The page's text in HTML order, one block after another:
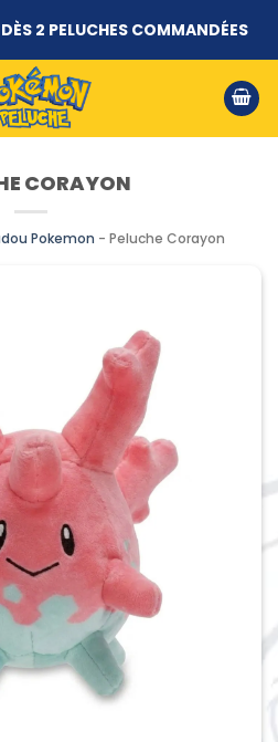
2 PELUCHES COMMANDÉES
CORAYON
Pokemon - Peluche Corayon